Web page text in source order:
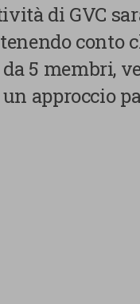
di GVC
conto
5 membri,
approccio